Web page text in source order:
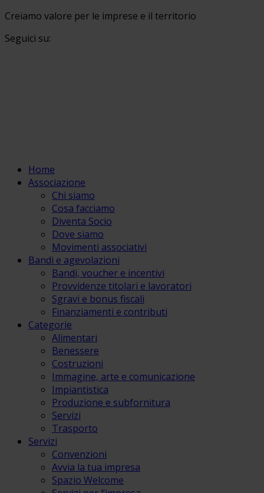
Creiamo valore per le imprese e il territorio
Seguici su:
Home
Associazione
Chi siamo
Cosa facciamo
Diventa Socio
Dove siamo
Movimenti associativi
Bandi e agevolazioni
Bandi, voucher e incentivi
Provvidenze titolari e lavoratori
Sgravi e bonus fiscali
Finanziamenti e contributi
Categorie
Alimentari
Benessere
Costruzioni
Immagine, arte e comunicazione
Impiantistica
Produzione e subfornitura
Servizi
Trasporto
Servizi
Convenzioni
Avvia la tua impresa
Spazio Welcome